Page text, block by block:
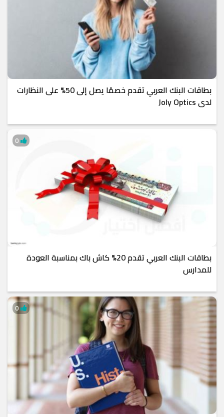
بطاقات البنك العربي تقدم خصمًا يصل إلى 50% على النظارات
لدى Joly Optics
بطاقات البنك العربي تقدم 20% كاش باك بمناسبة العودة
للمدارس